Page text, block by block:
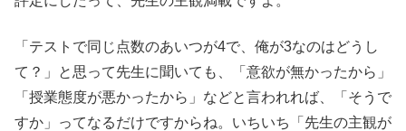
「テストで同じ点数のあいつが4で、俺が3なのはどうし
て？」と思って先生に聞いても、「意欲が無かったから」
「授業態度が悪かったから」などと言われれば、「そうで
すか」ってなるだけですからね。いちいち「先生の主観が